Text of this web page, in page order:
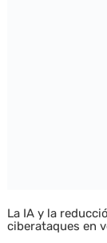
La IA y la
ciberataques en